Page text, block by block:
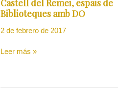
Castell del Remei, espais de
Biblioteques amb DO
2 de febrero de 2017
amb
DO
Leer más »